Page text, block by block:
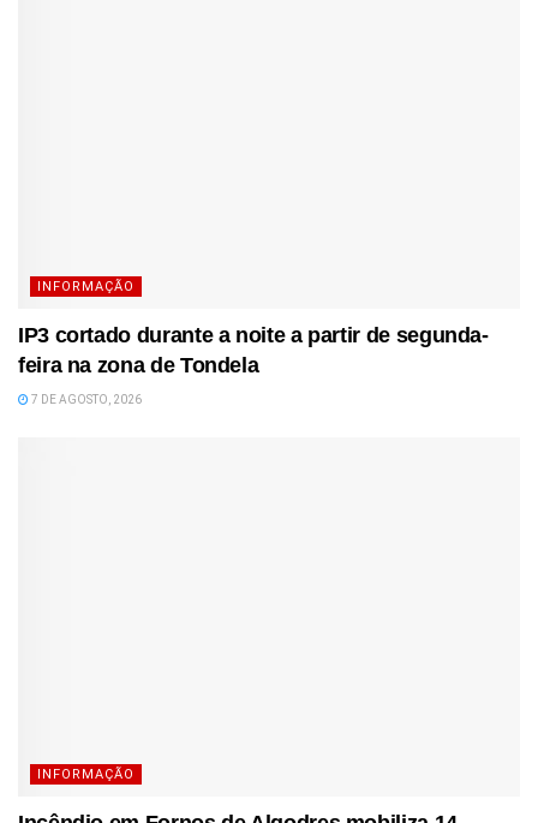
INFORMAÇÃO
IP3 cortado durante a noite a partir de segunda-
feira na zona de Tondela
7 DE AGOSTO, 2026
INFORMAÇÃO